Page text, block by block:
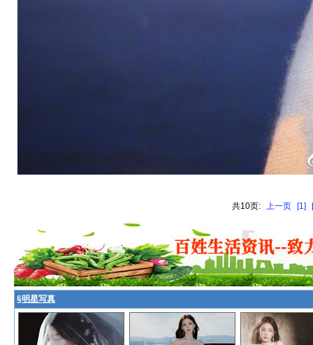
共10页: 上一页 [1]
§明星写真